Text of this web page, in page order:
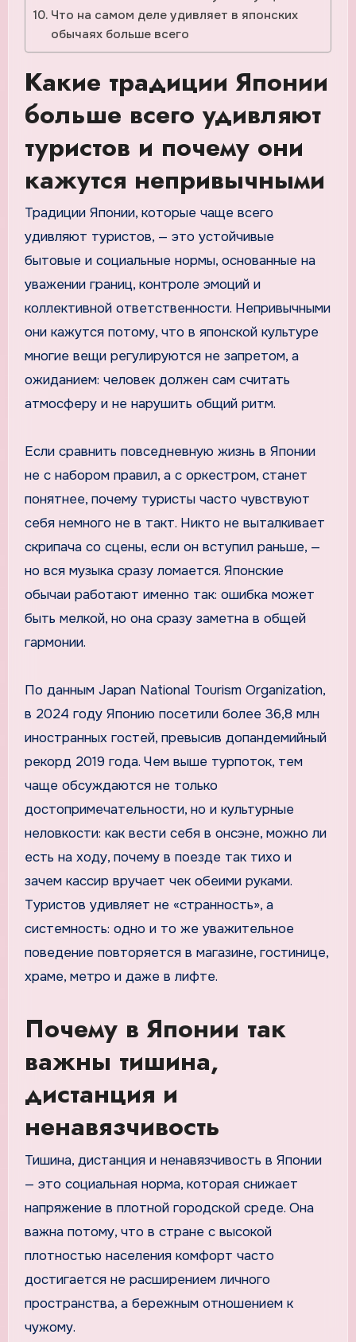
Что на самом деле удивляет в японских
обычаях больше всего
Какие традиции Японии
больше всего удивляют
туристов и почему они
кажутся непривычными
Традиции Японии, которые чаще всего
удивляют туристов, — это устойчивые
бытовые и социальные нормы, основанные на
уважении границ, контроле эмоций и
коллективной ответственности. Непривычными
они кажутся потому, что в японской культуре
многие вещи регулируются не запретом, а
ожиданием: человек должен сам считать
атмосферу и не нарушить общий ритм.
Если сравнить повседневную жизнь в Японии
не с набором правил, а с оркестром, станет
понятнее, почему туристы часто чувствуют
себя немного не в такт. Никто не выталкивает
скрипача со сцены, если он вступил раньше, —
но вся музыка сразу ломается. Японские
обычаи работают именно так: ошибка может
быть мелкой, но она сразу заметна в общей
гармонии.
По данным Japan National Tourism Organization,
в 2024 году Японию посетили более 36,8 млн
иностранных гостей, превысив допандемийный
рекорд 2019 года. Чем выше турпоток, тем
чаще обсуждаются не только
достопримечательности, но и культурные
неловкости: как вести себя в онсэне, можно ли
есть на ходу, почему в поезде так тихо и
зачем кассир вручает чек обеими руками.
Туристов удивляет не «странность», а
системность: одно и то же уважительное
поведение повторяется в магазине, гостинице,
храме, метро и даже в лифте.
Почему в Японии так
важны тишина,
дистанция и
ненавязчивость
Тишина, дистанция и ненавязчивость в Японии
— это социальная норма, которая снижает
напряжение в плотной городской среде. Она
важна потому, что в стране с высокой
плотностью населения комфорт часто
достигается не расширением личного
пространства, а бережным отношением к
чужому.